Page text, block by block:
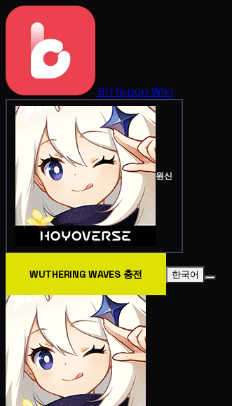
BitTopup Wiki
원신
WUTHERING WAVES 충전 한국어